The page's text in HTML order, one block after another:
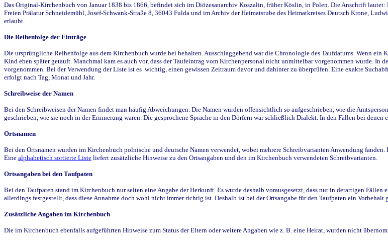
Das Original-Kirchenbuch von Januar 1838 bis 1866, befindet sich im Diözesanarchiv Koszalin, früher Köslin, in Polen. Die Anschrift
Freien Prälatur Schneidemühl, Josef-Schwank-Straße 8, 36043 Fulda und im Archiv der Heimatstube des Heimatkreises Deutsch Krone,
erlaubt.
Die Reihenfolge der Einträge
Die ursprüngliche Reihenfolge aus dem Kirchenbuch wurde bei behalten. Ausschlaggebend war die Chronologie des Taufdatums. Wenn
Kind eben später getauft. Manchmal kam es auch vor, dass der Taufeintrag vom Kirchenpersonal nicht unmittelbar vorgenommen wurde. In
vorgenommen. Bei der Verwendung der Liste ist es wichtig, einen gewissen Zeitraum davor und dahinter zu überprüfen. Eine exakte
erfolgt nach Tag, Monat und Jahr.
Schreibweise der Namen
Bei den Schreibweisen der Namen findet man häufig Abweichungen. Die Namen wurden offensichtlich so aufgeschrieben, wie die
geschrieben, wie sie noch in der Erinnerung waren. Die gesprochene Sprache in den Dörfern war schließlich Dialekt. In den Fällen bei
Ortsnamen
Bei den Ortsnamen wurden im Kirchenbuch polnische und deutsche Namen verwendet, wobei mehrere Schreibvarianten Anwendung
Eine alphabetisch sortierte Liste liefert zusätzliche Hinweise zu den Ortsangaben und den im Kirchenbuch verwendeten Schreibvarianten.
Ortsangaben bei den Taufpaten
Bei den Taufpaten stand im Kirchenbuch nur selten eine Angabe der Herkunft. Es wurde deshalb vorausgesetzt, dass nur in derartigen
allerdings festgestellt, dass diese Annahme doch wohl nicht immer richtig ist. Deshalb ist bei der Ortsangabe für den Taufpaten ein
Zusätzliche Angaben im Kirchenbuch
Die im Kirchenbuch ebenfalls aufgeführten Hinweise zum Status der Eltern oder weitere Angaben wie z. B. eine Heirat, wurden nicht